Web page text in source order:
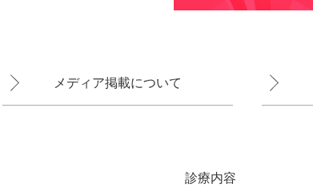
メディア掲載について
診療内容